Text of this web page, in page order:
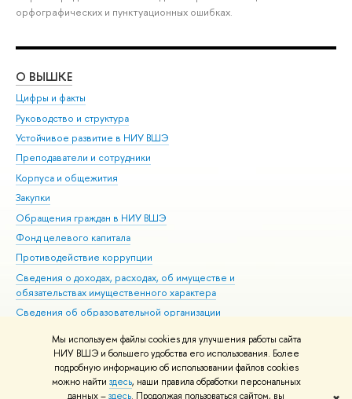
Мы используем файлы cookies для улучшения работы сайта
НИУ ВШЭ и большего удобства его использования. Более
подробную информацию об использовании файлов cookies
можно найти здесь, наши правила обработки персональных
данных –здесь. Продолжая пользоваться сайтом, вы
орфографических и пунктуационных ошибках.
О ВЫШКЕ
Цифры и факты
Руководство и структура
Устойчивое развитие в НИУ ВШЭ
Преподаватели и сотрудники
Корпуса и общежития
Закупки
Обращения граждан в НИУ ВШЭ
Фонд целевого капитала
Противодействие коррупции
Сведения о доходах, расходах, об имуществе и
обязательствах имущественного характера
Сведения об образовательной организации
Людям с ограниченными возможностями здоровья
Единая платежная страница
Работа в Вышке